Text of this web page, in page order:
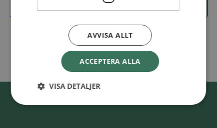
ACCEPTERA ALLA
AVVISA ALLT
VISA DETALJER